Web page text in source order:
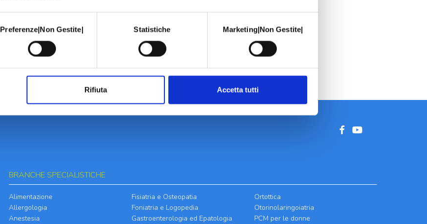
Preferenze|Non Gestite| Statistiche Marketing|Non Gestite|
Rifiuta Accetta tutti
BRANCHE SPECIALISTICHE
Alimentazione
Allergologia
Anestesia
Fisiatria e Osteopatia
Foniatria e Logopedia
Gastroenterologia ed Epatologia
Ortottica
Otorinolaringoiatria
PCM per le donne